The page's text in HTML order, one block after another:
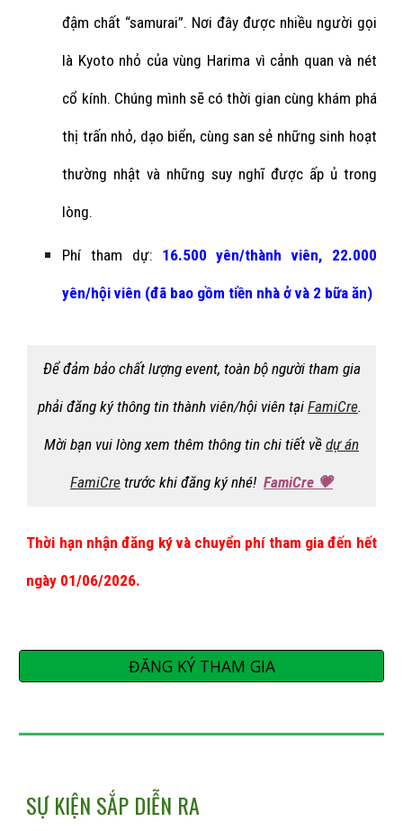
đậm chất “samurai”. Nơi đây được nhiều người gọi
là Kyoto nhỏ của vùng Harima vì cảnh quan và nét
cổ kính. Chúng mình sẽ có thời gian cùng khám phá
thị trấn nhỏ, dạo biển, cùng san sẻ những sinh hoạt
thường nhật và những suy nghĩ được ấp ủ trong
lòng.
Phí tham dự: 16.500 yên/thành viên, 22.000
yên/hội viên (đã bao gồm tiền nhà ở và 2 bữa ăn)
Để đảm bảo chất lượng event, toàn bộ người tham gia
phải đăng ký thông tin thành viên/hội viên tại FamiCre.
Mời bạn vui lòng xem thêm thông tin chi tiết về dự án
FamiCre trước khi đăng ký nhé! FamiCre 💗
Thời hạn nhận đăng ký và chuyển phí tham gia đến hết
ngày 01/06/2026.
ĐĂNG KÝ THAM GIA
SỰ KIỆN SẮP DIỄN RA